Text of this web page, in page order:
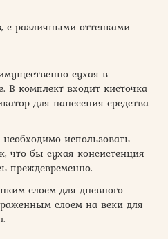
с различными оттенками
сухая в
В комплект входит кисточка
для нанесения средства
использовать
что бы сухая консистенция
преждевременно.
слоем для дневного
слоем на веки для